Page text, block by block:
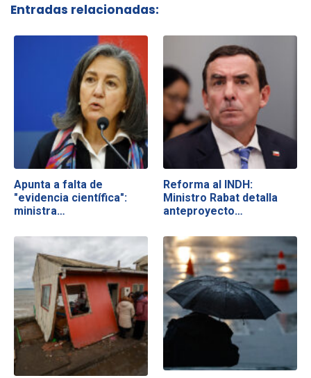
Entradas relacionadas:
Apunta a falta de
"evidencia científica":
ministra…
Reforma al INDH:
Ministro Rabat detalla
anteproyecto…